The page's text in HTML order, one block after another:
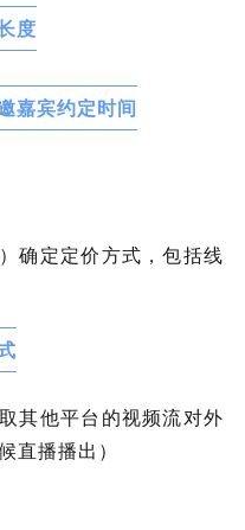
度
嘉宾约定时间
确定定价方式，包括线
其他平台的视频流对外
直播播出）